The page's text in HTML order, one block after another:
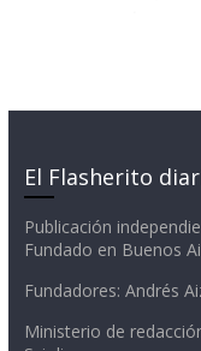
El Flasherito
Publicación
Fundado en Buenos
Fundadores: Andrés
Ministerio de